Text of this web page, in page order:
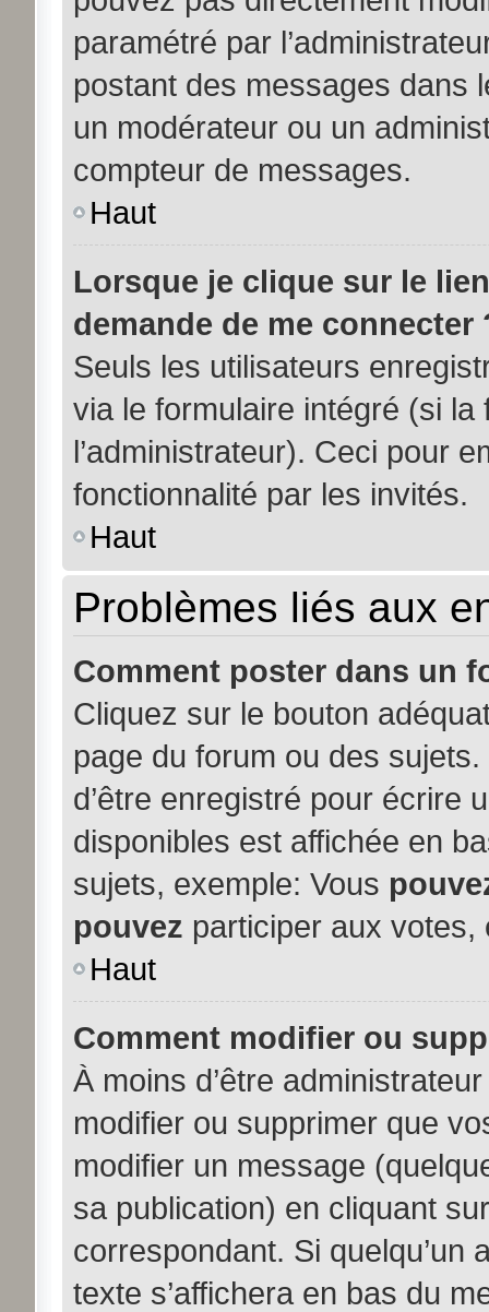
paramétré par
postant des messages dans
un modérateur ou un
compteur de messages.
Haut
Lorsque je clique sur le
demande de me connecter
Seuls les utilisateurs
via le formulaire intégré (si
l’administrateur). Ceci pour
fonctionnalité par les invités.
Haut
Problèmes liés aux
Comment poster dans un
Cliquez sur le bouton
page du forum ou des
d’être enregistré pour écrire
disponibles est affichée en
sujets, exemple: Vous
pouvez participer aux votes,
Haut
Comment modifier ou
À moins d’être
modifier ou supprimer que
modifier un message
sa publication) en cliquant
correspondant. Si quelqu’un
texte s’affichera en bas du